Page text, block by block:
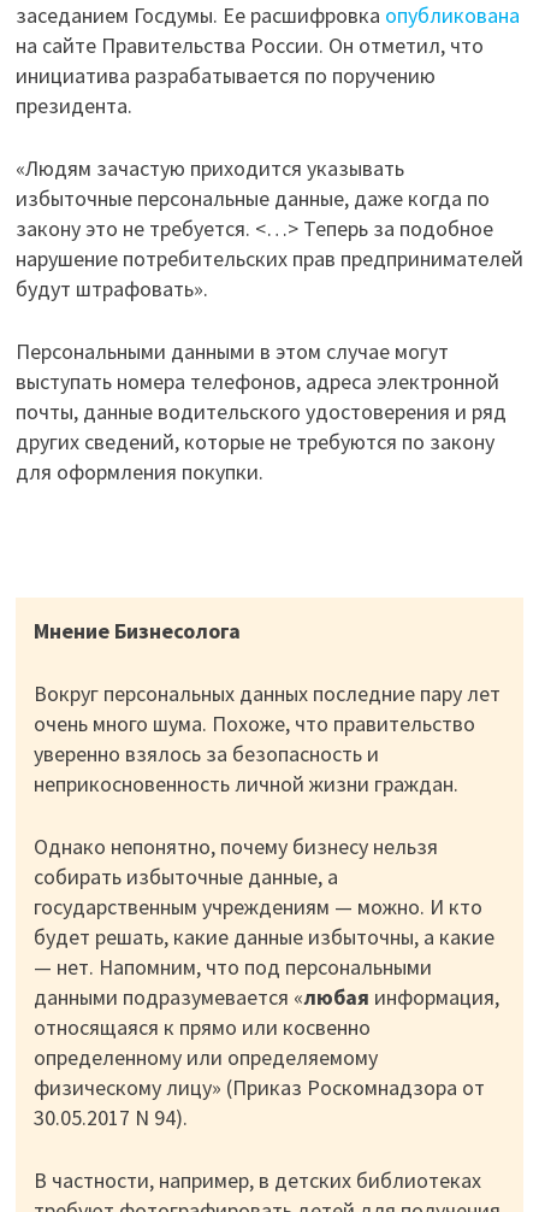
заседанием Госдумы. Ее расшифровка опубликована
на сайте Правительства России. Он отметил, что
инициатива разрабатывается по поручению
президента.
«Людям зачастую приходится указывать
избыточные персональные данные, даже когда по
закону это не требуется. <…> Теперь за подобное
нарушение потребительских прав предпринимателей
будут штрафовать».
Персональными данными в этом случае могут
выступать номера телефонов, адреса электронной
почты, данные водительского удостоверения и ряд
других сведений, которые не требуются по закону
для оформления покупки.
Мнение Бизнесолога
Вокруг персональных данных последние пару лет
очень много шума. Похоже, что правительство
уверенно взялось за безопасность и
неприкосновенность личной жизни граждан.
Однако непонятно, почему бизнесу нельзя
собирать избыточные данные, а
государственным учреждениям — можно. И кто
будет решать, какие данные избыточны, а какие
— нет. Напомним, что под персональными
данными подразумевается «любая информация,
относящаяся к прямо или косвенно
определенному или определяемому
физическому лицу» (Приказ Роскомнадзора от
30.05.2017 N 94).
В частности, например, в детских библиотеках